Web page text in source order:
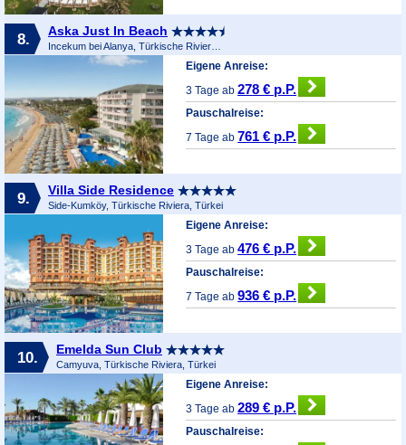
8. Aska Just In Beach
Incekum bei Alanya, Türkische Riviera, Türkei
Eigene Anreise:
3 Tage ab278 € p.P.
Pauschalreise:
7 Tage ab761 € p.P.
9. Villa Side Residence
Side-Kumköy, Türkische Riviera, Türkei
Eigene Anreise:
3 Tage ab476 € p.P.
Pauschalreise:
7 Tage ab936 € p.P.
10. Emelda Sun Club
Camyuva, Türkische Riviera, Türkei
Eigene Anreise:
3 Tage ab289 € p.P.
Pauschalreise: